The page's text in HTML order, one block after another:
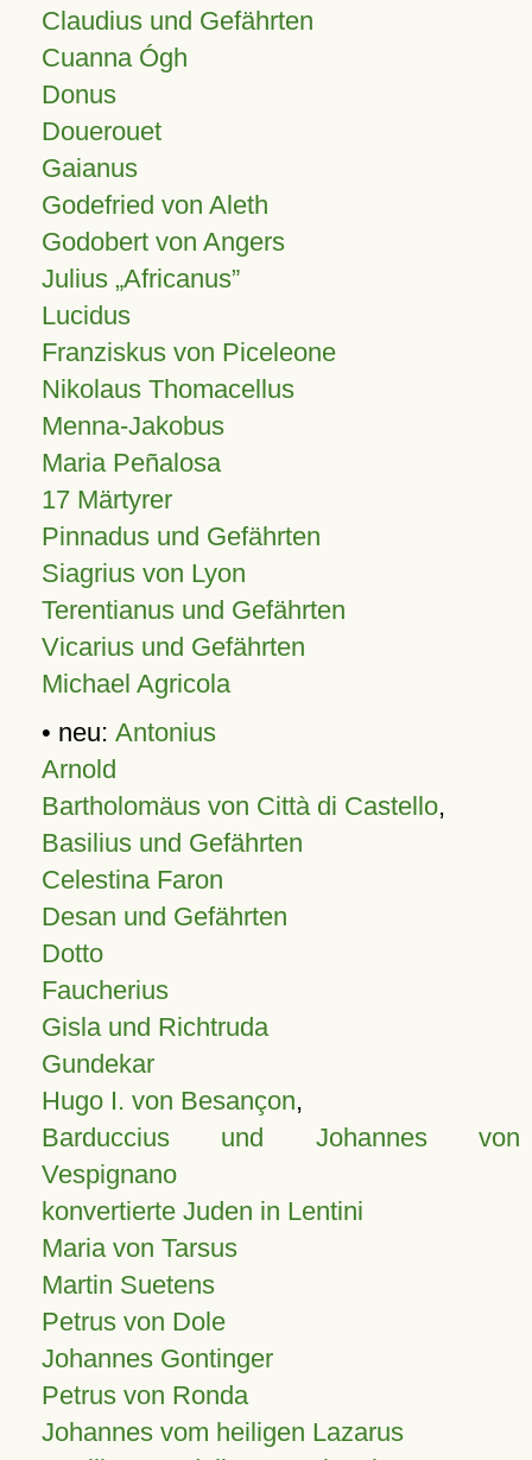
Claudius und Gefährten
Cuanna Ógh
Donus
Douerouet
Gaianus
Godefried von Aleth
Godobert von Angers
Julius Africanus
Lucidus
Franziskus von Piceleone
Nikolaus Thomacellus
Menna-Jakobus
Maria Peñalosa
17 Märtyrer
Pinnadus und Gefährten
Siagrius von Lyon
Terentianus und Gefährten
Vicarius und Gefährten
Michael Agricola
• neu: Antonius
Arnold
Bartholomäus von Città di Castello,
Basilius und Gefährten
Celestina Faron
Desan und Gefährten
Dotto
Faucherius
Gisla und Richtruda
Gundekar
Hugo I. von Besançon,
Barduccius und Johannes von
Vespignano
konvertierte Juden in Lentini
Maria von Tarsus
Martin Suetens
Petrus von Dole
Johannes Gontinger
Petrus von Ronda
Johannes vom heiligen Lazarus